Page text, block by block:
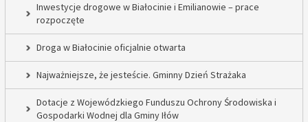
Inwestycje drogowe w Białocinie i Emilianowie – prace
rozpoczęte
Droga w Białocinie oficjalnie otwarta
Najważniejsze, że jesteście. Gminny Dzień Strażaka
Dotacje z Wojewódzkiego Funduszu Ochrony Środowiska i
Gospodarki Wodnej dla Gminy Iłów